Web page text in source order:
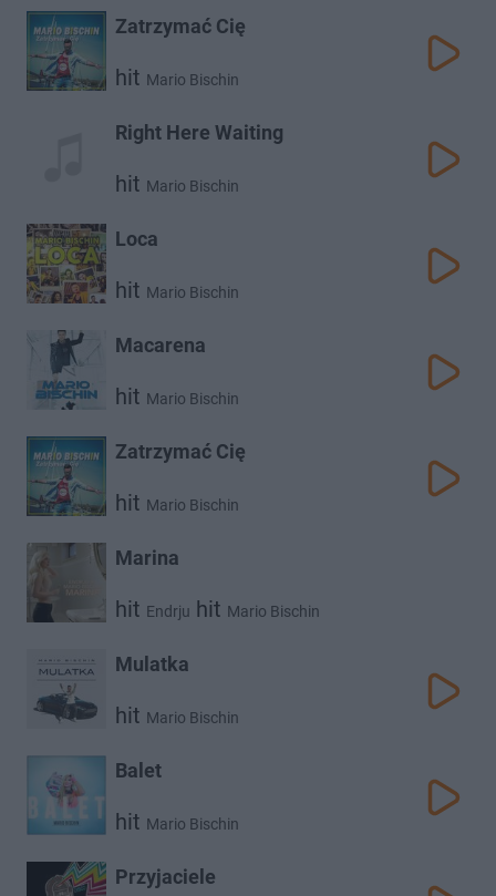
Zatrzymać Cię
hit Mario Bischin
Right Here Waiting
hit Mario Bischin
Loca
hit Mario Bischin
Macarena
hit Mario Bischin
Zatrzymać Cię
hit Mario Bischin
Marina
hit Endrju hit Mario Bischin
Mulatka
hit Mario Bischin
Balet
hit Mario Bischin
Przyjaciele